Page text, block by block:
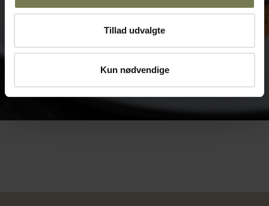
Tillad udvalgte
Kun nødvendige